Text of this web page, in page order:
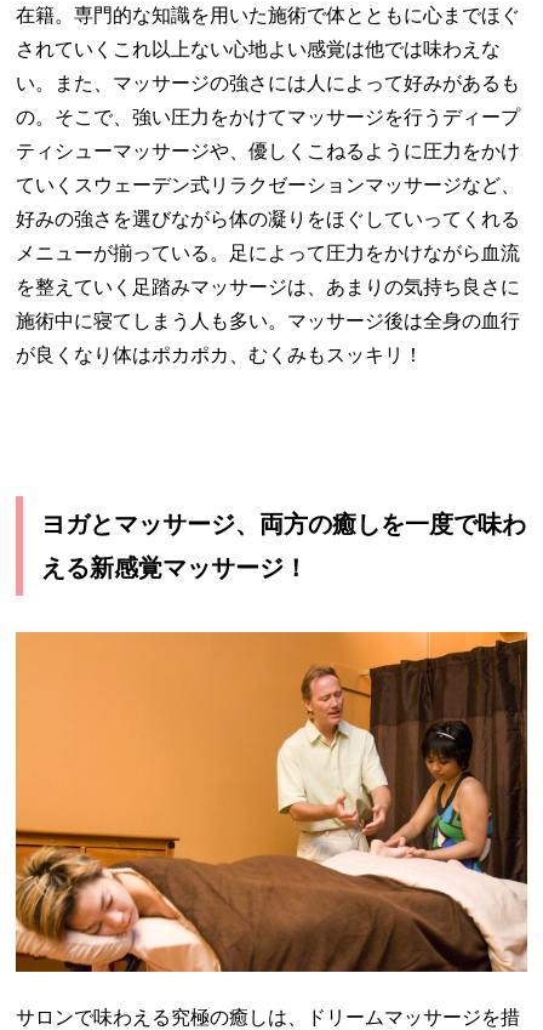
在籍。専門的な知識を用いた施術で体とともに心までほぐ
されていくこれ以上ない心地よい感覚は他では味わえな
い。また、マッサージの強さには人によって好みがあるも
の。そこで、強い圧力をかけてマッサージを行うディープ
ティシューマッサージや、優しくこねるように圧力をかけ
ていくスウェーデン式リラクゼーションマッサージなど、
好みの強さを選びながら体の凝りをほぐしていってくれる
メニューが揃っている。足によって圧力をかけながら血流
を整えていく足踏みマッサージは、あまりの気持ち良さに
施術中に寝てしまう人も多い。マッサージ後は全身の血行
が良くなり体はポカポカ、むくみもスッキリ！
ヨガとマッサージ、両方の癒しを一度で味わ
える新感覚マッサージ！
サロンで味わえる究極の癒しは、ドリームマッサージを措